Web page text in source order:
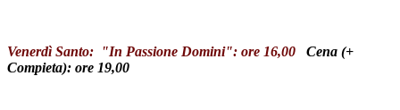
Venerdì Santo: "In Passione Domini": ore 16,00
Cena (+
Compieta): ore 19,00